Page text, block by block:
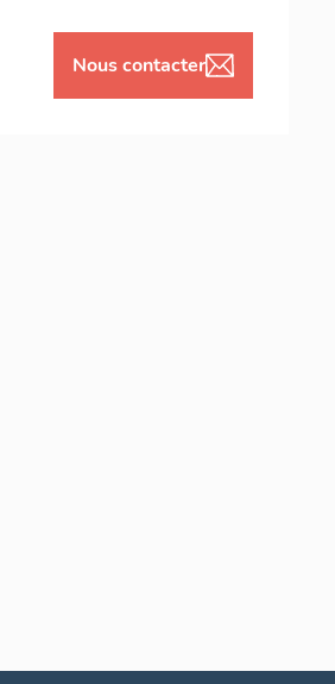
Nous contacter